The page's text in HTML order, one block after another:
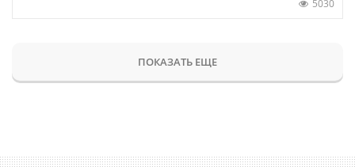
5030
ПОКАЗАТЬ ЕЩЕ